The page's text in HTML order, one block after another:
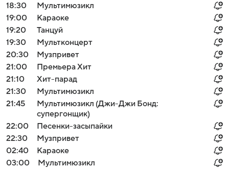
18:30
Мультимюзикл
19:00
Караоке
19:20
Танцуй
19:30
Мультконцерт
20:30
Музпривет
21:00
Премьера Хит
21:10
Хит-парад
21:30
Мультимюзикл
21:45
Мультимюзикл (Джи-Джи Бонд:
супергонщик)
22:00
Песенки-засыпайки
22:30
Музпривет
02:40
Караоке
03:00
Мультимюзикл